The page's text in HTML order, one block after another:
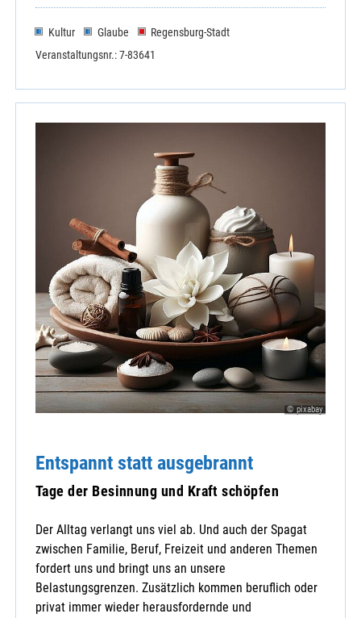
Kultur Glaube
Regensburg-Stadt
Veranstaltungsnr.: 7-83641
© pixabay
Entspannt statt ausgebrannt
Tage der Besinnung und Kraft schöpfen
Der Alltag verlangt uns viel ab. Und auch der Spagat
zwischen Familie, Beruf, Freizeit und anderen Themen
fordert uns und bringt uns an unsere
Belastungsgrenzen. Zusätzlich kommen beruflich oder
privat immer wieder herausfordernde und